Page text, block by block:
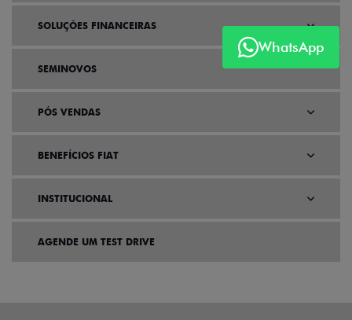
WhatsApp
SOLUÇÕES FINANCEIRAS
SEMINOVOS
PÓS VENDAS
BENEFÍCIOS FIAT
INSTITUCIONAL
AGENDE UM TEST DRIVE